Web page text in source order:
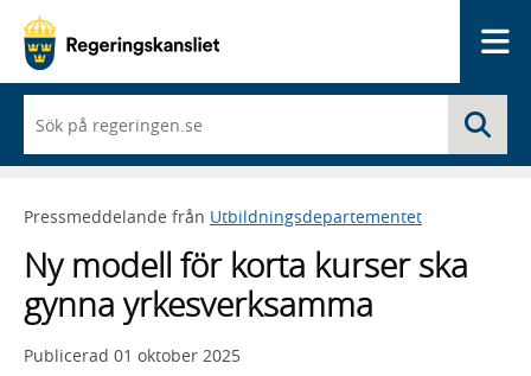
du
börjar
skriva
framträder
lista
med
sökförslag
Pressmeddelande från Utbildningsdepartementet
Ny modell för korta kurser ska
gynna yrkesverksamma
Publicerad 01 oktober 2025